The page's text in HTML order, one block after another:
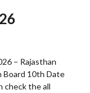
– Rajasthan
Board 10th Date
check the all